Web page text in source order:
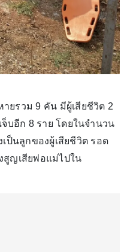
ยรวม 9 คัน มีผู้เสียชีวิต 2
บอีก 8 ราย โดยในจำนวน
ป็นลูกของผู้เสียชีวิต รอด
สูญเสียพ่อแม่ไปใน